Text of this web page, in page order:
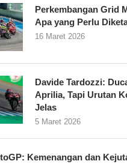
Perkembangan Grid
Apa yang Perlu
16 Maret 2026
Davide Tardozzi:
Aprilia, Tapi Urutan
Jelas
5 Maret 2026
Kemenangan dan